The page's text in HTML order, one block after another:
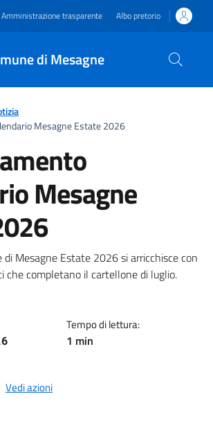
Amministrazione trasparente Albo pretorio
di Mesagne
Mesagne Estate 2026
Mesagne
notizia
di Mesagne Estate 2026 si arricchisce con
che completano il cartellone di luglio.
Tempo di lettura:
1 min
Vedi azioni